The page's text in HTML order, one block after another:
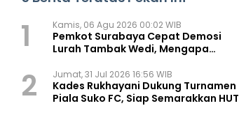
1 Kamis, 06 Agu 2026 00:02 WIB
Pemkot Surabaya Cepat Demosi
Lurah Tambak Wedi, Mengapa
2 Jumat, 31 Jul 2026 16:56 WIB
Kades Rukhayani Dukung Turnamen
Piala Suko FC, Siap Semarakkan HUT